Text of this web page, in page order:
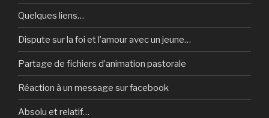
Quelques liens…
Dispute sur la foi et l’amour avec un jeune…
Partage de fichiers d’animation pastorale
Réaction à un message sur facebook
Absolu et relatif…